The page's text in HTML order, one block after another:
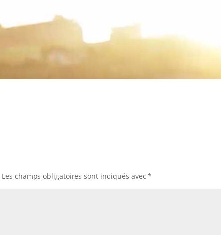
Les champs obligatoires sont indiqués avec*